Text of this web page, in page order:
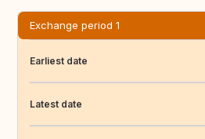
Exchange period 1
Earliest date
Latest date